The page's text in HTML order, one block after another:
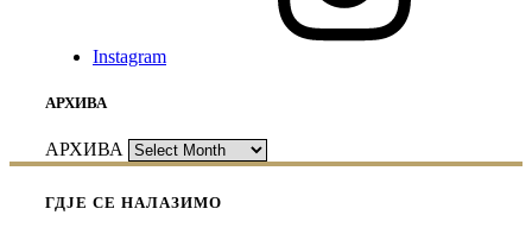
Instagram
АРХИВА
АРХИВА
ГДЈЕ СЕ НАЛАЗИМО